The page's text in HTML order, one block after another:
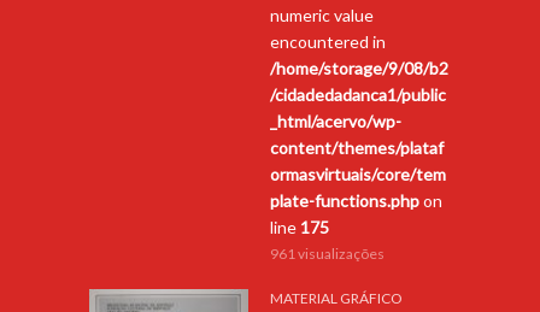
numeric value
encountered in
/home/storage/9/08/b2
/cidadedadanca1/public
_html/acervo/wp-
content/themes/plataf
ormasvirtuais/core/tem
plate-functions.phpon
line 175
961 visualizações
MATERIAL GRÁFICO